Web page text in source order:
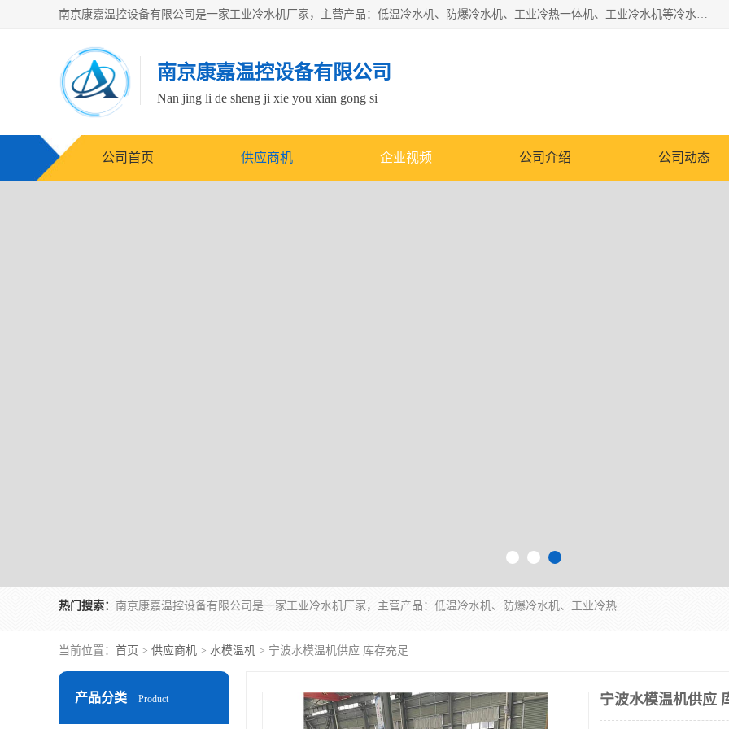
南京康嘉温控设备有限公司是一家工业冷水机厂家，主营产品：低温冷水机、防爆冷水机、工业冷热一体机、工业冷水机等冷水机，公司依托南京工业大学的技术，汇集众多业内技术，不断管理模式，使得我们的产品始终处于国内成员之一水平，在业界享有很高赞誉，是欧洲、北美、中东、东南亚等多个国家和地区。
南京康嘉温控设备有限公司
Nan jing li de sheng ji xie you xian gong si
公司首页 供应商机 企业视频 公司介绍 公司动态
热门搜索： 南京康嘉温控设备有限公司是一家工业冷水机厂家，主营产品：低温冷水机、防爆冷水机、工业冷热一体机、工业冷水机等冷水机，公司依托南京工业大学的技术，汇集众多业内技术，不断管理模式，使得我们的产品始终处于国内成员之一水平，在业界享有很高赞誉，是欧洲、北美、中东、东南亚等多个国家和地区。
当前位置： 首页 > 供应商机 > 水模温机 > 宁波水模温机供应 库存充足
产品分类 Product 宁波水模温机供应